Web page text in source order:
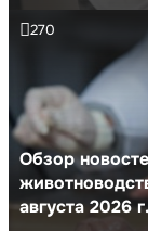
Обзор
августа 2026
270